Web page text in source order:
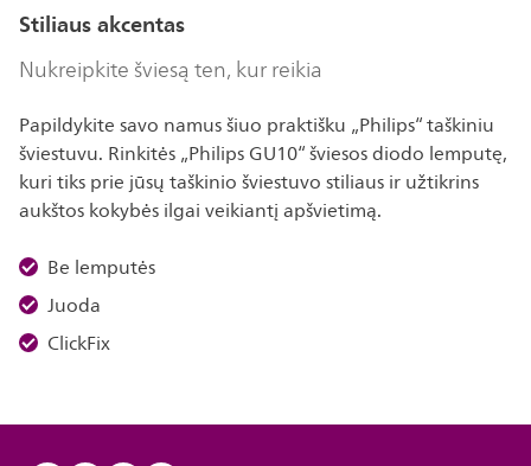
Stiliaus akcentas
Nukreipkite šviesą ten, kur reikia
Papildykite savo namus šiuo praktišku „Philips“ taškiniu
šviestuvu. Rinkitės „Philips GU10“ šviesos diodo lemputę,
kuri tiks prie jūsų taškinio šviestuvo stiliaus ir užtikrins
aukštos kokybės ilgai veikiantį apšvietimą.
Be lemputės
Juoda
ClickFix